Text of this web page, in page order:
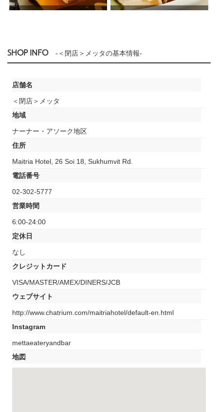
SHOP INFO -＜閉店＞メッタの基本情報-
店舗名
＜閉店＞メッタ
地域
ナーナー・アソーク地区
住所
Maitria Hotel, 26 Soi 18, Sukhumvit Rd.
電話番号
02-302-5777
営業時間
6:00-24:00
定休日
なし
クレジットカード
VISA/MASTER/AMEX/DINERS/JCB
ウェブサイト
http://www.chatrium.com/maitriahotel/default-en.html
Instagram
mettaeateryandbar
地図